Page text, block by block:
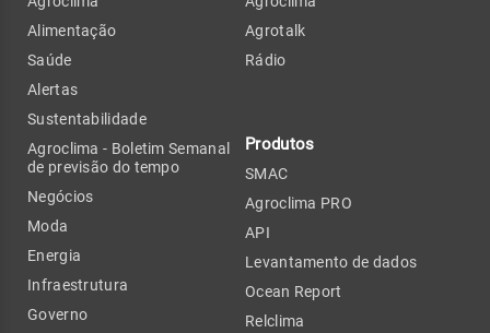
Alimentação
Saúde
Alertas
Sustentabilidade
Agroclima - Boletim Semanal
de previsão do tempo
Negócios
Moda
Energia
Infraestrutura
Governo
Agrotalk
Rádio
Produtos
SMAC
Agroclima PRO
API
Levantamento de dados
Ocean Report
Relclima